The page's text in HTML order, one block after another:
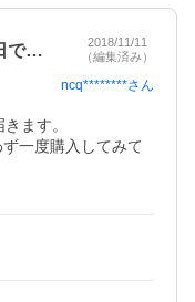
郵送ポストインで注文から2～3日で届き…
2018/11/11
（編集済み）
ncq********さん
ます。
一度購入してみて